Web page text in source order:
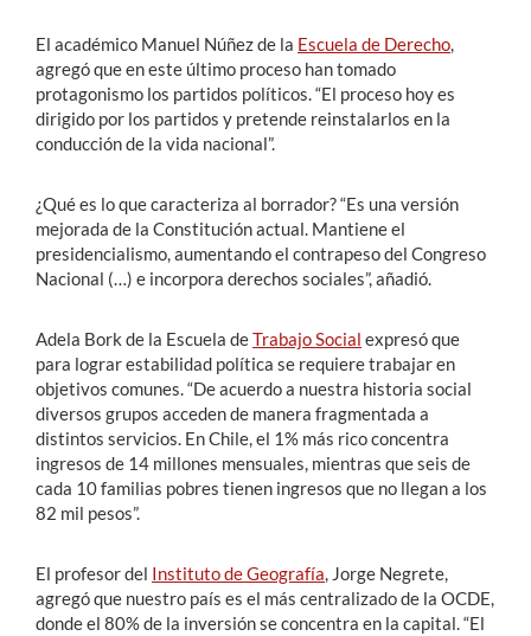
El académico Manuel Núñez de la Escuela de Derecho,
agregó que en este último proceso han tomado
protagonismo los partidos políticos. “El proceso hoy es
dirigido por los partidos y pretende reinstalarlos en la
conducción de la vida nacional”.
¿Qué es lo que caracteriza al borrador? “Es una versión
mejorada de la Constitución actual. Mantiene el
presidencialismo, aumentando el contrapeso del Congreso
Nacional (…) e incorpora derechos sociales”, añadió.
Adela Bork de la Escuela deTrabajo Social expresó que
para lograr estabilidad política se requiere trabajar en
objetivos comunes. “De acuerdo a nuestra historia social
diversos grupos acceden de manera fragmentada a
distintos servicios. En Chile, el 1% más rico concentra
ingresos de 14 millones mensuales, mientras que seis de
cada 10 familias pobres tienen ingresos que no llegan a los
82 mil pesos”.
El profesor del Instituto de Geografía, Jorge Negrete,
agregó que nuestro país es el más centralizado de la OCDE,
donde el 80% de la inversión se concentra en la capital. “El